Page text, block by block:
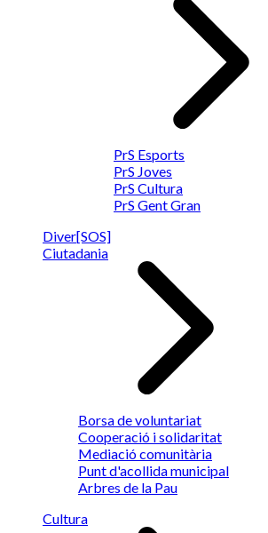
PrS Esports
PrS Joves
PrS Cultura
PrS Gent Gran
Diver[SOS]
Ciutadania
Borsa de voluntariat
Cooperació i solidaritat
Mediació comunitària
Punt d'acollida municipal
Arbres de la Pau
Cultura